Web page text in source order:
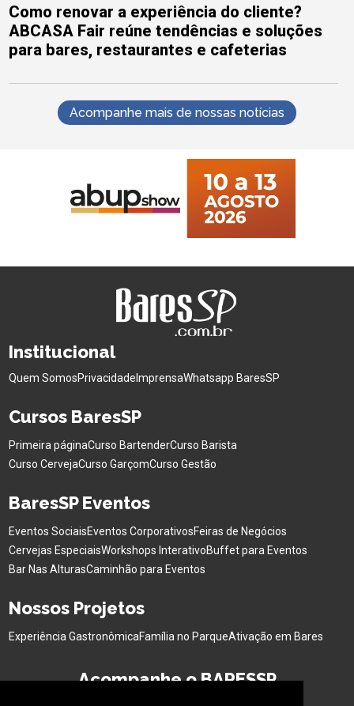
Como renovar a experiência do cliente?
ABCASA Fair reúne tendências e soluções
para bares, restaurantes e cafeterias
Acompanhe mais de nossas notícias
Institucional
Quem SomosPrivacidade ImprensaWhatsapp BaresSP
Cursos BaresSP
Primeira páginaCurso BartenderCurso Barista
Curso CervejaCurso GarçomCurso Gestão
BaresSP Eventos
Eventos SociaisEventos CorporativosFeiras de Negócios
Cervejas EspeciaisWorkshops InterativoBuffet para Eventos
Bar Nas AlturasCaminhão para Eventos
Nossos Projetos
Experiência GastronômicaFamília no ParqueAtivação em Bares
Acompanhe o BARESSP